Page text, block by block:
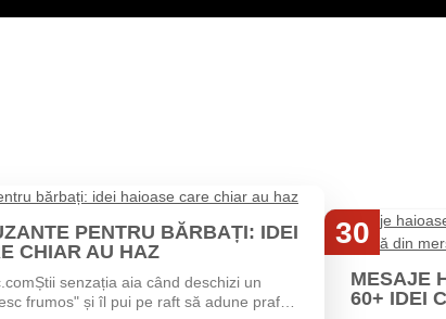
PENTRU BĂRBAȚI: IDEI
CHIAR AU HAZ
senzația aia când deschizi un
frumos" și îl pui pe raft să adune praf?
30
MESAJE
60+ IDEI